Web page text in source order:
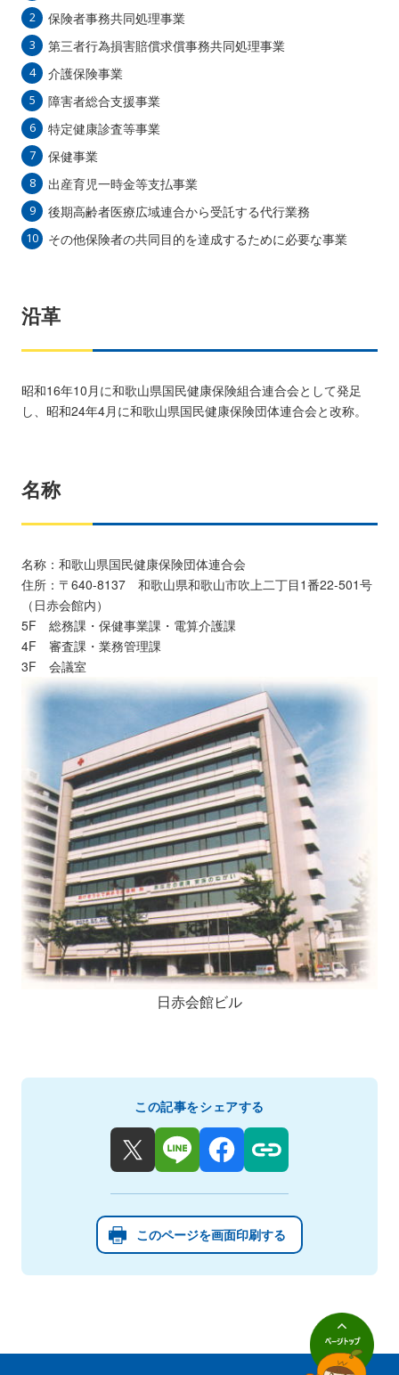
保険者事務共同処理事業
第三者行為損害賠償求償事務共同処理事業
介護保険事業
障害者総合支援事業
特定健康診査等事業
保健事業
出産育児一時金等支払事業
後期高齢者医療広域連合から受託する代行業務
その他保険者の共同目的を達成するために必要な事業
沿革
昭和16年10月に和歌山県国民健康保険組合連合会として発足
し、昭和24年4月に和歌山県国民健康保険団体連合会と改称。
名称
名称：和歌山県国民健康保険団体連合会
住所：〒640-8137 和歌山県和歌山市吹上二丁目1番22-501号
（日赤会館内）
5F 総務課・保健事業課・電算介護課
4F 審査課・業務管理課
3F 会議室
日赤会館ビル
このページを画面印刷する
この記事をシェアする